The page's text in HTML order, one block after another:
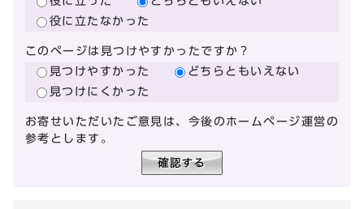
役に立たなかった
このページは見つけやすかったですか？
見つけやすかった
どちらともいえない
見つけにくかった
お寄せいただいたご意見は、今後のホームページ運営の
参考とします。